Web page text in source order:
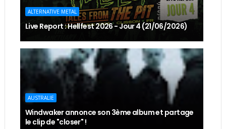
ALTERNATIVE METAL
Live Report : Hellfest 2026 - Jour 4 (21/06/2026)
AUSTRALIE
Windwaker annonce son 3ème album et partage
le clip de "closer" !